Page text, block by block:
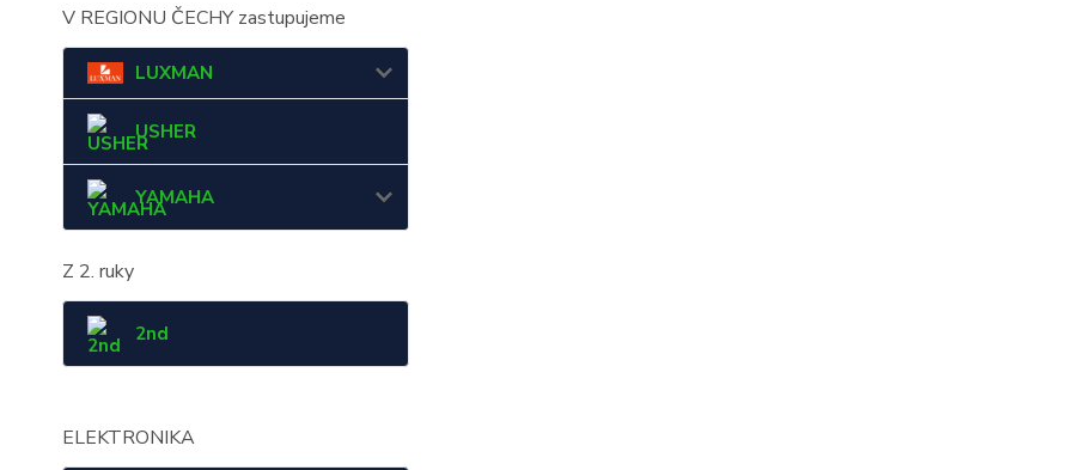
V REGIONU ČECHY zastupujeme
LUXMAN
USHER
YAMAHA
Z 2. ruky
2nd
ELEKTRONIKA